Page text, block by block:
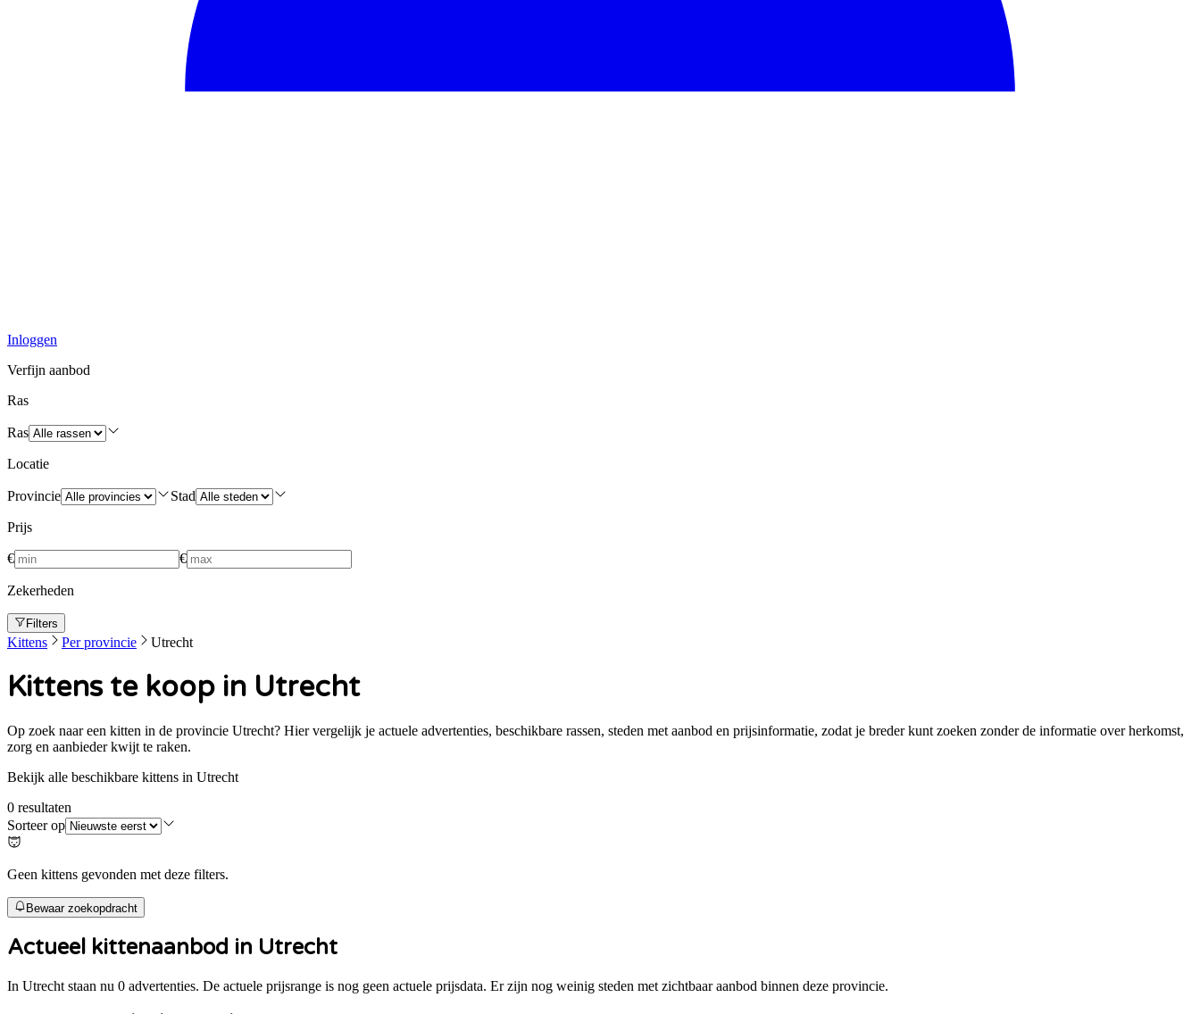
Inloggen
Verfijn aanbod
Ras
Ras
Locatie
Provincie Stad
Prijs
€ €
Zekerheden
Filters
Kittens Per provincie Utrecht
Kittens te koop in Utrecht
Op zoek naar een kitten in de provincie Utrecht? Hier vergelijk je actuele advertenties, beschikbare rassen, steden met aanbod en prijsinformatie, zodat je breder kunt zoeken zonder de informatie over herkomst,
zorg en aanbieder kwijt te raken.
Bekijk alle beschikbare kittens in Utrecht
0 resultaten
Sorteer op
Geen kittens gevonden met deze filters.
Bewaar zoekopdracht
Actueel kittenaanbod in Utrecht
In Utrecht staan nu 0 advertenties. De actuele prijsrange is nog geen actuele prijsdata. Er zijn nog weinig steden met zichtbaar aanbod binnen deze provincie.